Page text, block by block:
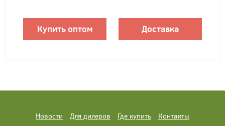
Купить оптом Доставка
Новости Для дилеров Где купить
Контакты